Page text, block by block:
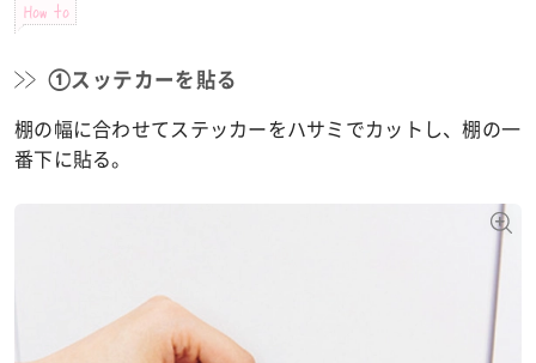
How to
①スッテカーを貼る
棚の幅に合わせてステッカーをハサミでカットし、棚の一
番下に貼る。